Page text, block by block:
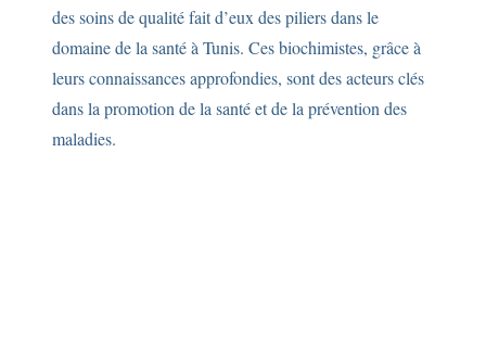
des soins de qualité fait d’eux des piliers dans le
domaine de la santé à Tunis. Ces biochimistes, grâce à
leurs connaissances approfondies, sont des acteurs clés
dans la promotion de la santé et de la prévention des
maladies.